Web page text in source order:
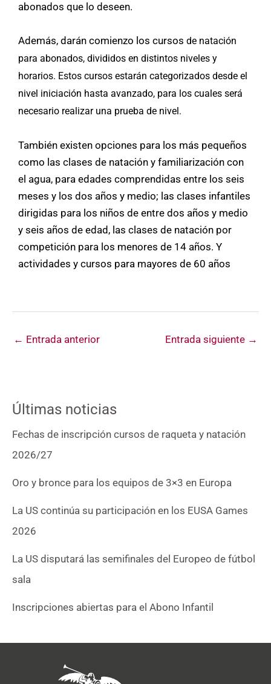
abonados que lo deseen.
Además, darán comienzo los cursos de natación
para abonados, divididos en distintos niveles y
horarios. Estos cursos estarán categorizados desde el
nivel iniciación hasta avanzado, para los cuales será
necesario realizar una prueba de nivel.
También existen opciones para los más pequeños
como las clases de natación y familiarización con
el agua, para edades comprendidas entre los seis
meses y los dos años y medio; las clases infantiles
dirigidas para los niños de entre dos años y medio
y seis años de edad, las clases de natación por
competición para los menores de 14 años. Y
actividades y cursos para mayores de 60 años
← Entrada anterior Entrada siguiente →
Últimas noticias
Fechas de inscripción cursos de raqueta y natación
2026/27
Oro y bronce para los equipos de 3×3 en Europa
La US continúa su participación en los EUSA Games
2026
La US disputará las semifinales del Europeo de fútbol
sala
Inscripciones abiertas para el Abono Infantil